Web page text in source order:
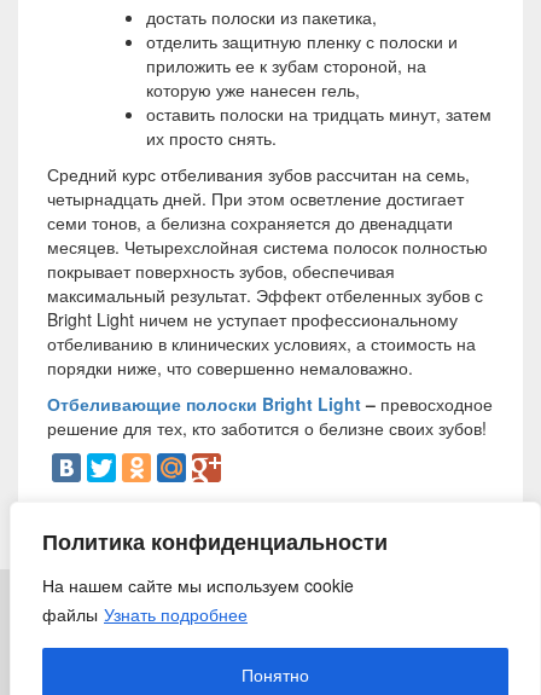
Политика конфиденциальности
На нашем сайте мы используем cookie
файлы Узнать подробнее
Понятно
достать полоски из пакетика,
отделить защитную пленку с полоски и
приложить ее к зубам стороной, на
которую уже нанесен гель,
оставить полоски на тридцать минут, затем
их просто снять.
Средний курс отбеливания зубов рассчитан на семь,
четырнадцать дней. При этом осветление достигает
семи тонов, а белизна сохраняется до двенадцати
месяцев. Четырехслойная система полосок полностью
покрывает поверхность зубов, обеспечивая
максимальный результат. Эффект отбеленных зубов с
Bright Light ничем не уступает профессиональному
отбеливанию в клинических условиях, а стоимость на
порядки ниже, что совершенно немаловажно.
Отбеливающие полоски Bright Light– превосходное
решение для тех, кто заботится о белизне своих зубов!
© 2018 «Ирригатор.ру» — Никогда не поздно заботиться о
здоровье